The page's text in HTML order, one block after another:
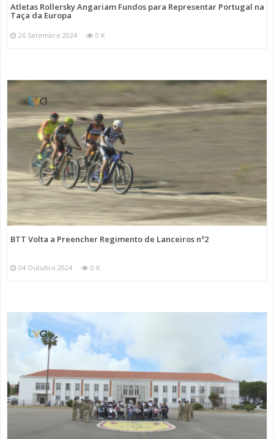
Atletas Rollersky Angariam Fundos para Representar Portugal na
Taça da Europa
26 Setembro 2024 0 K
BTT Volta a Preencher Regimento de Lanceiros nº2
04 Outubro 2024 0 K